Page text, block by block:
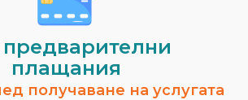
предварителни
плащания
получаване на услугата